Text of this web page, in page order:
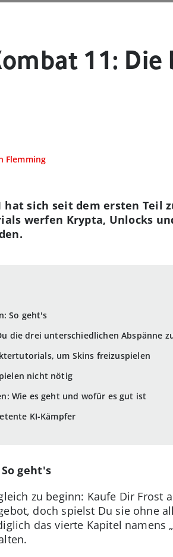
11:
Flemming
So geht's
die drei unterschiedlichen Abspänne
um Skins freizuspielen
nicht nötig
Wie es geht und wofür es gut ist
KI-Kämpfer
hat sich seit dem ersten Teil
werfen Krypta, Unlocks
geht's
zu beginn: Kaufe Dir
doch spielst Du sie ohne
das vierte Kapitel namens